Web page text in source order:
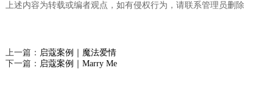
上述内容为转载或编者观点，如有侵权行为，请联系管理员删除
上一篇： 启蔻案例｜魔法爱情
下一篇： 启蔻案例｜Marry Me